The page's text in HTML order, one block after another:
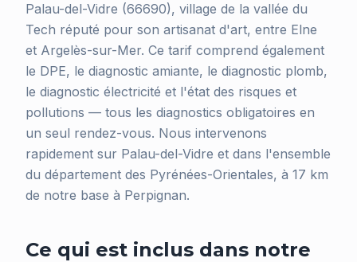
Palau-del-Vidre (66690), village de la vallée du
Tech réputé pour son artisanat d'art, entre Elne
et Argelès-sur-Mer. Ce tarif comprend également
le DPE, le diagnostic amiante, le diagnostic plomb,
le diagnostic électricité et l'état des risques et
pollutions — tous les diagnostics obligatoires en
un seul rendez-vous. Nous intervenons
rapidement sur Palau-del-Vidre et dans l'ensemble
du département des Pyrénées-Orientales, à 17 km
de notre base à Perpignan.
Ce qui est inclus dans notre